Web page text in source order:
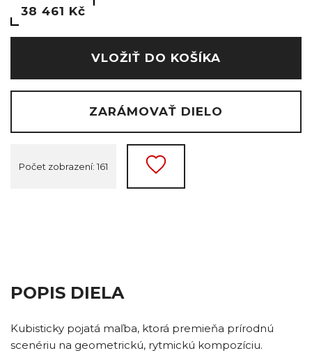
38 461 Kč
VLOŽIŤ DO KOŠÍKA
ZARÁMOVAŤ DIELO
Počet zobrazení: 161
POPIS DIELA
Kubisticky pojatá maľba, ktorá premieňa prírodnú
scenériu na geometrickú, rytmickú kompozíciu.